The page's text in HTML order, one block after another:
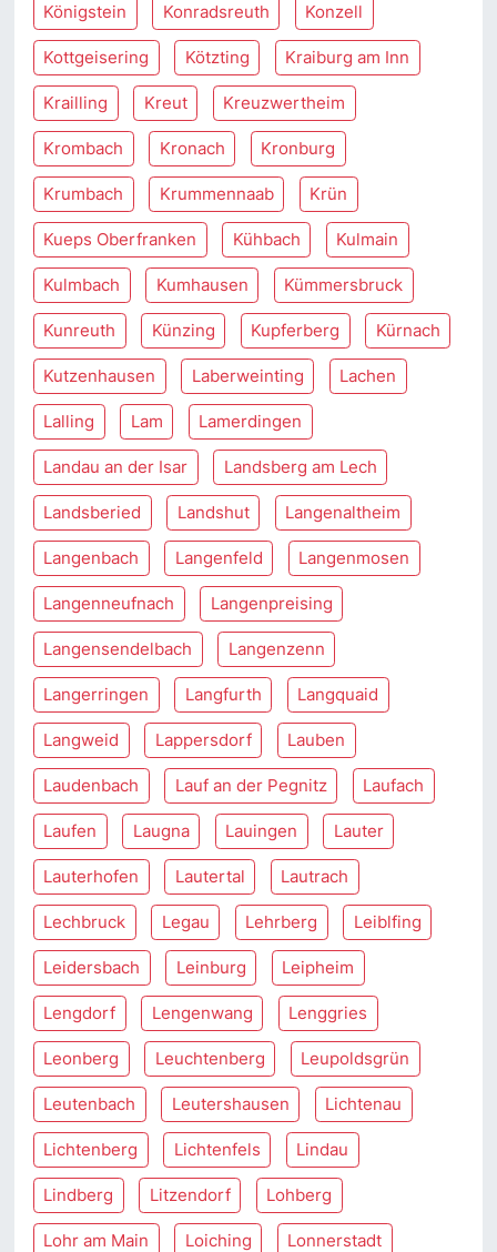
Königstein Konradsreuth Konzell
Kottgeisering Kötzting Kraiburg am Inn
Krailling Kreut Kreuzwertheim
Krombach Kronach Kronburg
Krumbach Krummennaab Krün
Kueps Oberfranken Kühbach Kulmain
Kulmbach Kumhausen Kümmersbruck
Kunreuth Künzing Kupferberg Kürnach
Kutzenhausen Laberweinting Lachen
Lalling Lam Lamerdingen
Landau an der Isar Landsberg am Lech
Landsberied Landshut Langenaltheim
Langenbach Langenfeld Langenmosen
Langenneufnach Langenpreising
Langensendelbach Langenzenn
Langerringen Langfurth Langquaid
Langweid Lappersdorf Lauben
Laudenbach Lauf an der Pegnitz Laufach
Laufen Laugna Lauingen Lauter
Lauterhofen Lautertal Lautrach
Lechbruck Legau Lehrberg Leiblfing
Leidersbach Leinburg Leipheim
Lengdorf Lengenwang Lenggries
Leonberg Leuchtenberg Leupoldsgrün
Leutenbach Leutershausen Lichtenau
Lichtenberg Lichtenfels Lindau
Lindberg Litzendorf Lohberg
Lohr am Main Loiching Lonnerstadt